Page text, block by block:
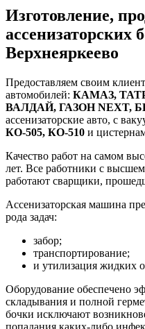
Изготовление,
ассенизаторских
Верхнеяркеево
Предоставляем своим
автомобилей: КАМАЗ,
ВАЛДАЙ, ГАЗОН NEXT,
ассенизаторские авто, с
КО-505, КО-510 и
Качество работ на самом
лет. Все работники с
работают сварщики,
Ассенизаторская машина
рода задач:
забор;
транспортирование;
и утилизация жидких
Оборудование обеспечено
складывания и полной
бочки исключают
попадания каких-либо